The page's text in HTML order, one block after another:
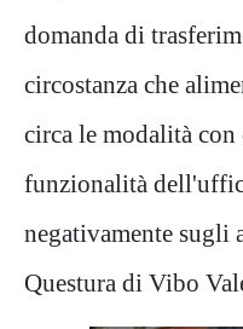
domanda di
circostanza che
circa le modalità con
funzionalità
negativamente sugli
Questura di Vibo